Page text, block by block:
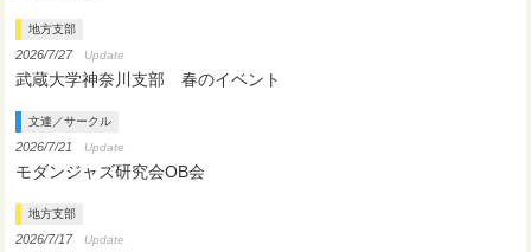
地方支部
2026/7/27 Update
武蔵大学神奈川支部 春のイベント
文連／サークル
2026/7/21 Update
モダンジャズ研究会OB会
地方支部
2026/7/17 Update